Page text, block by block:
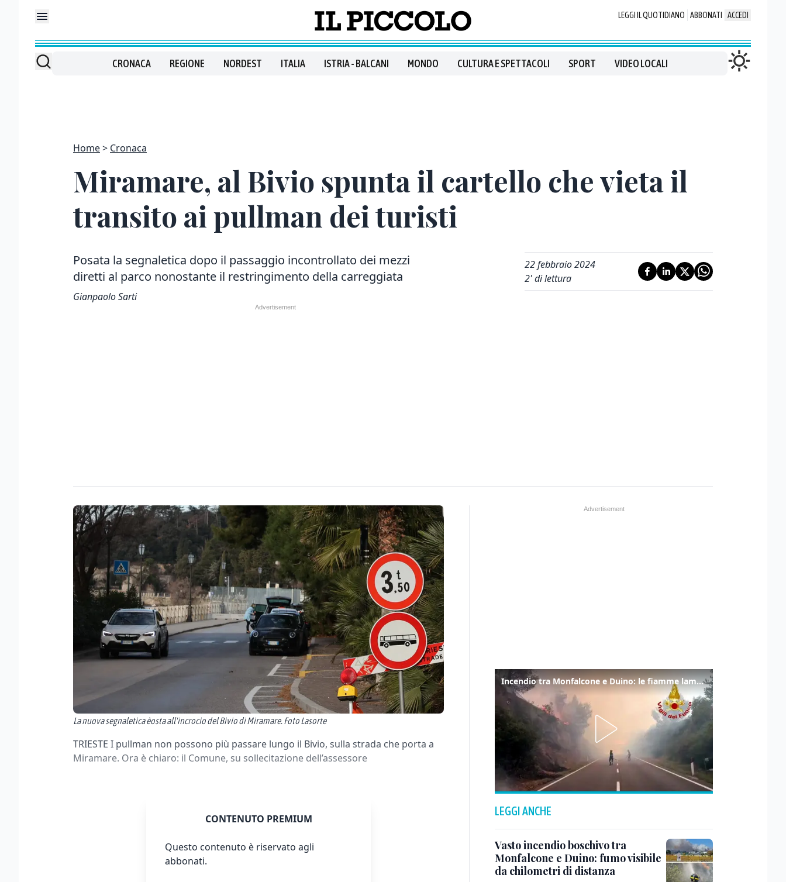
LEGGI IL QUOTIDIANO ABBONATI ACCEDI
CRONACA REGIONE NORDEST ITALIA ISTRIA - BALCANI MONDO CULTURA E SPETTACOLI SPORT VIDEO LOCALI
Home Cronaca
Miramare, al Bivio spunta il cartello che vieta il
transito ai pullman dei turisti
Posata la segnaletica dopo il passaggio incontrollato dei mezzi
diretti al parco nonostante il restringimento della carreggiata
Gianpaolo Sarti
22 febbraio 2024
2' di lettura
La nuova segnaletica èosta all'incrocio del Bivio di Miramare. Foto Lasorte
TRIESTE I pullman non possono più passare lungo il Bivio, sulla strada che porta a
Miramare. Ora è chiaro: il Comune, su sollecitazione dell’assessore
CONTENUTO PREMIUM
Questo contenuto è riservato agli
abbonati.
Incendio tra Monfalcone e Duino: le fiamme lambiscono la strada
LEGGI ANCHE
Vasto incendio boschivo tra
Monfalcone e Duino: fumo visibile
da chilometri di distanza